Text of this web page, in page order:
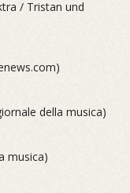
/ Tristan und
della musica)
musica)